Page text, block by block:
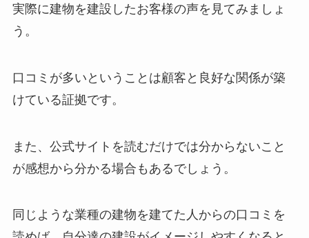
実際に建物を建設したお客様の声を見てみましょ
う。
口コミが多いということは顧客と良好な関係が築
けている証拠です。
また、公式サイトを読むだけでは分からないこと
が感想から分かる場合もあるでしょう。
同じような業種の建物を建てた人からの口コミを